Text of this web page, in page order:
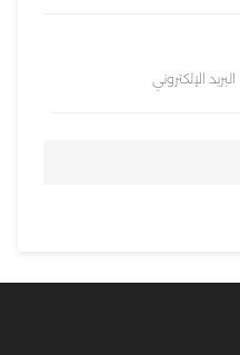
البريد الإلكتروني